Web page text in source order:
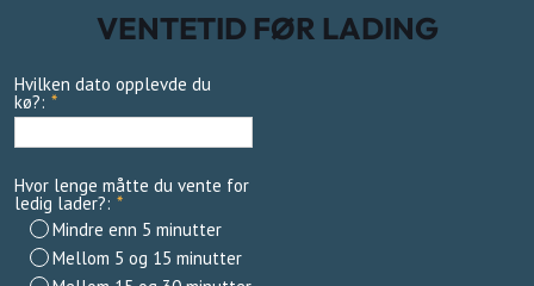
VENTETID FØR LADING
Hvilken dato opplevde du
kø?: *
Hvor lenge måtte du vente for
ledig lader?: *
Mindre enn 5 minutter
Mellom 5 og 15 minutter